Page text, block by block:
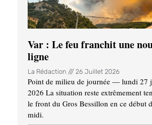
Var : Le feu franchit une
ligne
La Rédaction 26 Juillet 2026
Point de milieu de journée — lundi 27
2026 La situation reste extrêmement
le front du Gros Bessillon en ce début
midi.